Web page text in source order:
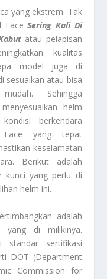
yang ekstrem. Tak
FaceSering Kali Di
atau pelapisan
kualitas
model juga di
sesuaikan atau bisa
Sehingga
helm
berkendara
yang tepat
keselamatan
Berikut adalah
kunci yang perlu di
helm ini.
adalah
yang di milikinya.
standar sertifikasi
DOT (Department
Commission for